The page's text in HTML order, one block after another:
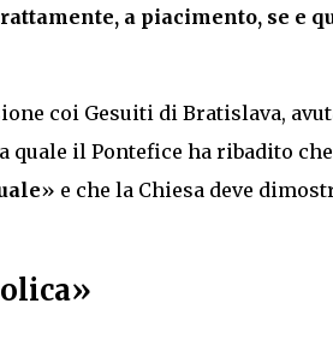
a piacimento, se e
coi Gesuiti di Bratislava,
quale il Pontefice ha ribadito che
» e che la Chiesa deve